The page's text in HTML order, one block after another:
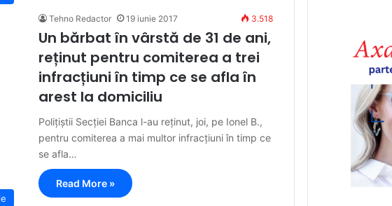
Tehno Redactor 19 iunie 2017 3.518
Un bărbat în vârstă de 31 de ani,
reținut pentru comiterea a trei
infracțiuni în timp ce se afla în
arest la domiciliu
Polițiștii Secției Banca l-au reținut, joi, pe Ionel B.,
pentru comiterea a mai multor infracțiuni în timp ce
se afla…
Read More »